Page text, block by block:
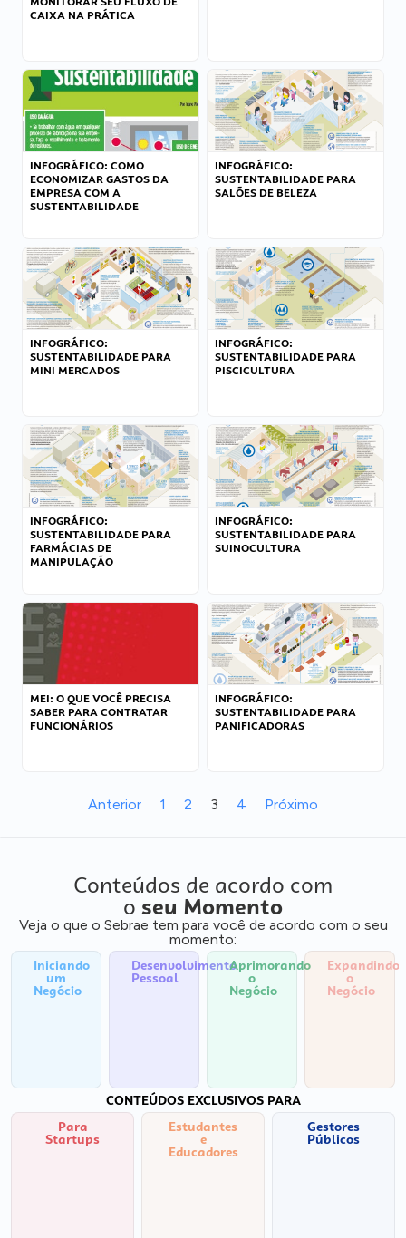
CAIXA NA PRÁTICA
INFOGRÁFICO: COMO
ECONOMIZAR GASTOS DA
EMPRESA COM A
SUSTENTABILIDADE
INFOGRÁFICO:
SUSTENTABILIDADE PARA
SALÕES DE BELEZA
INFOGRÁFICO:
SUSTENTABILIDADE PARA
MINI MERCADOS
INFOGRÁFICO:
SUSTENTABILIDADE PARA
PISCICULTURA
INFOGRÁFICO:
SUSTENTABILIDADE PARA
FARMÁCIAS DE
MANIPULAÇÃO
INFOGRÁFICO:
SUSTENTABILIDADE PARA
SUINOCULTURA
MEI: O QUE VOCÊ PRECISA
SABER PARA CONTRATAR
FUNCIONÁRIOS
INFOGRÁFICO:
SUSTENTABILIDADE PARA
PANIFICADORAS
Anterior 1 2 3 4 Próximo
Conteúdos de acordo com
o seu Momento
Veja o que o Sebrae tem para você de acordo com o seu
momento:
Iniciando
um
Negócio
Desenvolvimento
Pessoal
Aprimorando
o
Negócio
Expandindo
o
Negócio
CONTEÚDOS EXCLUSIVOS PARA
Para
Startups
Estudantes
e
Educadores
Gestores
Públicos